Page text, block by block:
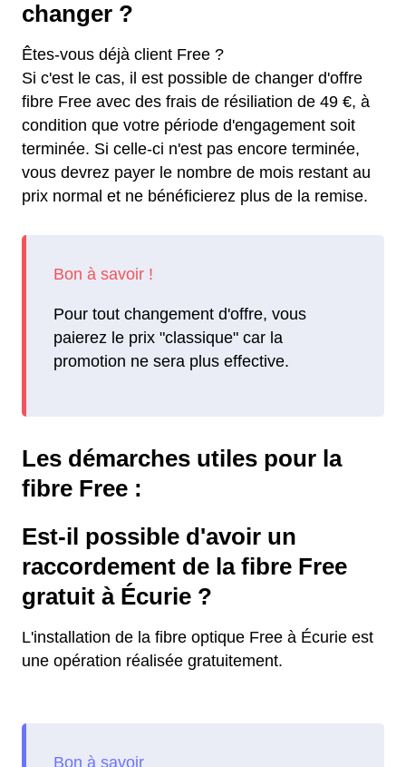
changer ?
Êtes-vous déjà client Free ?
Si c'est le cas, il est possible de changer d'offre
fibre Free avec des frais de résiliation de 49 €, à
condition que votre période d'engagement soit
terminée. Si celle-ci n'est pas encore terminée,
vous devrez payer le nombre de mois restant au
prix normal et ne bénéficierez plus de la remise.
Pour tout changement d'offre, vous
paierez le prix "classique" car la
promotion ne sera plus effective.
Les démarches utiles pour la
fibre Free :
Est-il possible d'avoir un
raccordement de la fibre Free
gratuit à Écurie ?
L'installation de la fibre optique Free à Écurie est
une opération réalisée gratuitement.